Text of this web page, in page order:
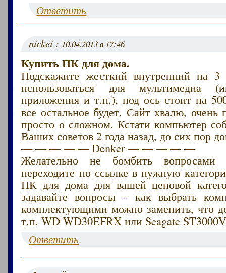
Ответить
nickei : 10.04.2013 в 17:46
Купить ПК для дома.
Подскажите жесткий внутренний на 3
использоваться для мультимедиа
приложения и т.п.), под ось стоит на
все остальное будет. Сайт хвалю, очень
просто о сложном. Кстати компьютер
Ваших советов 2 года назад, до сих пор
— — — — — Denker — — — — —
Желательно не бомбить
переходите по ссылке в нужную
ПК для дома для вашей ценовой
задавайте вопросы – как выбрать
комплектующими можно заменить, что
т.п. WD WD30EFRX или Seagate
Ответить